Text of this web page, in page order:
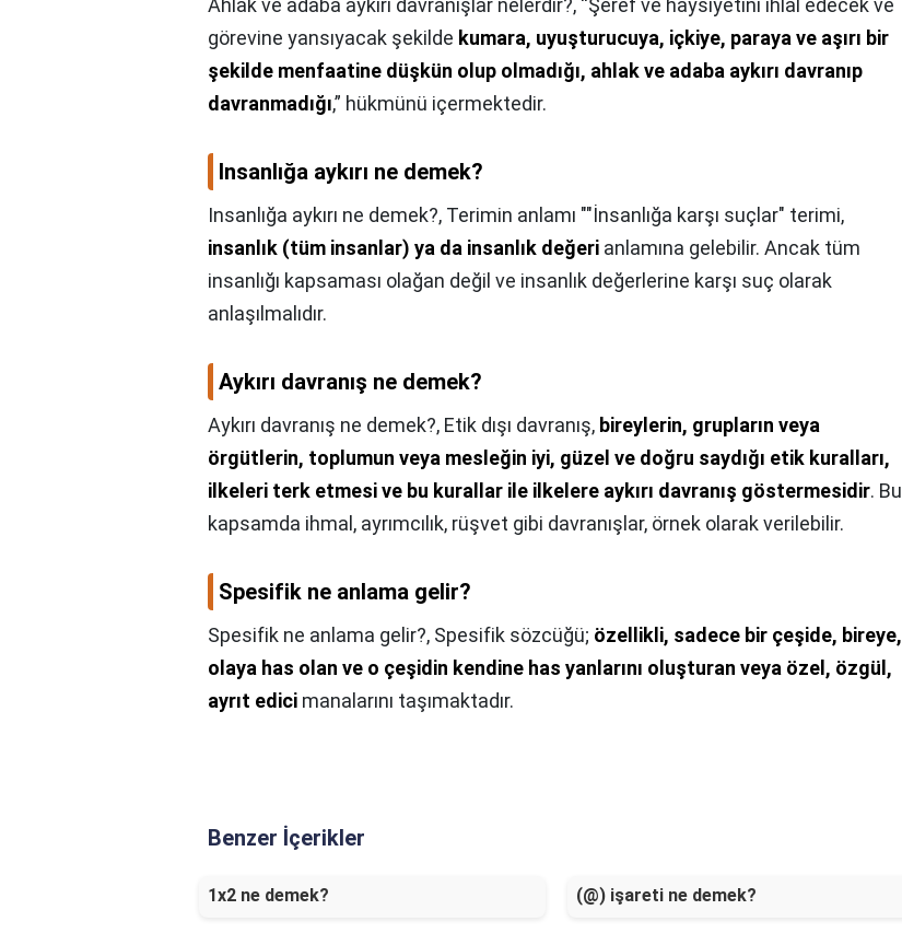
Ahlak ve adaba aykırı davranışlar nelerdir?, “Şeref ve haysiyetini ihlal edecek ve
görevine yansıyacak şekilde kumara, uyuşturucuya, içkiye, paraya ve aşırı bir
şekilde menfaatine düşkün olup olmadığı, ahlak ve adaba aykırı davranıp
davranmadığı,” hükmünü içermektedir.
Insanlığa aykırı ne demek?
Insanlığa aykırı ne demek?, Terimin anlamı ""İnsanlığa karşı suçlar" terimi,
insanlık (tüm insanlar) ya da insanlık değeri anlamına gelebilir. Ancak tüm
insanlığı kapsaması olağan değil ve insanlık değerlerine karşı suç olarak
anlaşılmalıdır.
Aykırı davranış ne demek?
Aykırı davranış ne demek?, Etik dışı davranış, bireylerin, grupların veya
örgütlerin, toplumun veya mesleğin iyi, güzel ve doğru saydığı etik kuralları,
ilkeleri terk etmesi ve bu kurallar ile ilkelere aykırı davranış göstermesidir. Bu
kapsamda ihmal, ayrımcılık, rüşvet gibi davranışlar, örnek olarak verilebilir.
Spesifik ne anlama gelir?
Spesifik ne anlama gelir?, Spesifik sözcüğü; özellikli, sadece bir çeşide, bireye,
olaya has olan ve o çeşidin kendine has yanlarını oluşturan veya özel, özgül,
ayrıt edici manalarını taşımaktadır.
Benzer İçerikler
1x2 ne demek? (@) işareti ne demek?